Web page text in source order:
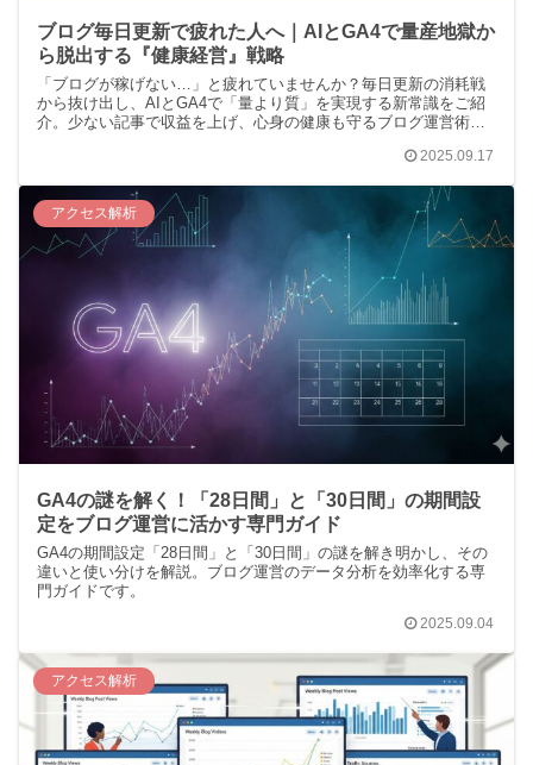
ブログ毎日更新で疲れた人へ｜AIとGA4で量産地獄か
ら脱出する『健康経営』戦略
「ブログが稼げない…」と疲れていませんか？毎日更新の消耗戦
から抜け出し、AIとGA4で「量より質」を実現する新常識をご紹
介。少ない記事で収益を上げ、心身の健康も守るブログ運営術を
2025.09.17
アクセス解析
GA4の謎を解く！「28日間」と「30日間」の期間設
定をブログ運営に活かす専門ガイド
GA4の期間設定「28日間」と「30日間」の謎を解き明かし、その
違いと使い分けを解説。ブログ運営のデータ分析を効率化する専
門ガイドです。
2025.09.04
アクセス解析